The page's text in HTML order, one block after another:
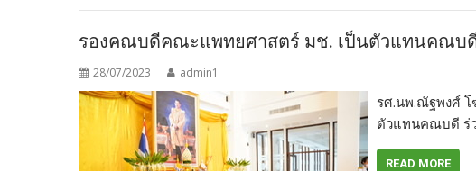
รองคณบดี​คณะ​แพทยศาสต​ร์​ มช. เป็นตัวแทนคณบ
28/07/2023 admin1
รศ.นพ.ณัฐพงศ์
ตัวแทนคณบดี ร่
READ MORE